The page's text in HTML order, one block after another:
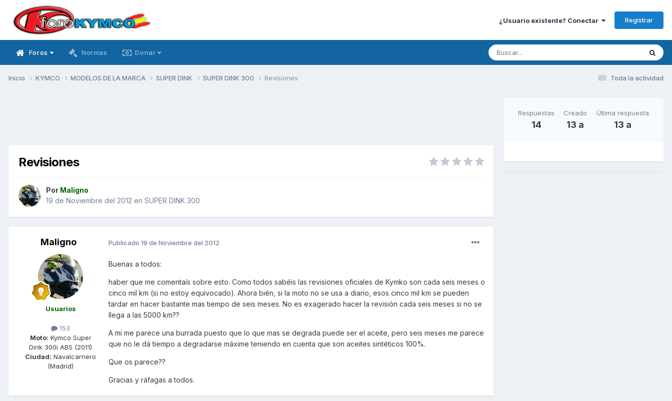
¿Usuario existente? Conectar Registrar
Foros Normas Donar
Toda la actividad
Inicio KYMCO MODELOS DE LA MARCA SUPER DINK SUPER DINK 300 Revisiones
Revisiones
Por Maligno
19 de Noviembre del 2012 en SUPER DINK 300
Maligno
Usuarios
153
Moto: Kymco Super
Dink 300i ABS (2011)
Ciudad: Navalcarnero
(Madrid)
Publicado 19 de Noviembre del 2012
Buenas a todos:
haber que me comentaís sobre esto. Como todos sabéis las revisiones oficiales de Kymko son cada seis meses o
cinco mil km (si no estoy equivocado). Ahora bién, si la moto no se usa a diario, esos cinco mil km se pueden
tardar en hacer bastante mas tiempo de seis meses. No es exagerado hacer la revisión cada seis meses si no se
llega a las 5000 km??
A mi me parece una burrada puesto que lo que mas se degrada puede ser el aceite, pero seis meses me parece
que no le dá tiempo a degradarse máxime teniendo en cuenta que son aceites sintéticos 100%.
Que os parece??
Gracias y ráfagas a todos.
Respuestas
14
Creado
13 a
Última respuesta
13 a